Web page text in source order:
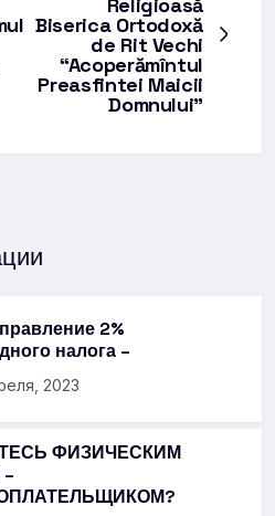
Biserica Ortodoxă
de Rit Vechi
“Acoperămîntul
Preasfintei Maicii
Domnului”
2%
налога –
2023
ФИЗИЧЕСКИМ